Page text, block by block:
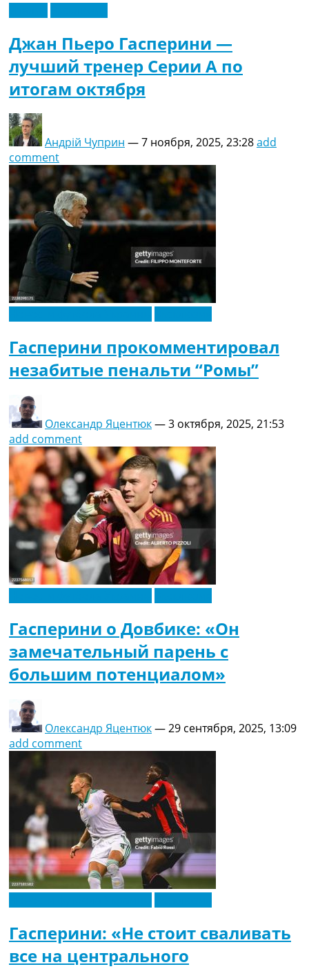
Джан Пьеро Гасперини —
лучший тренер Серии А по
итогам октября
Андрій Чуприн —7 ноября, 2025, 23:28add
comment
Гасперини прокомментировал
незабитые пенальти “Ромы”
Олександр Яцентюк—3 октября, 2025, 21:53
add comment
Гасперини о Довбике: «Он
замечательный парень с
большим потенциалом»
Олександр Яцентюк—29 сентября, 2025, 13:09
add comment
Гасперини: «Не стоит сваливать
все на центрального